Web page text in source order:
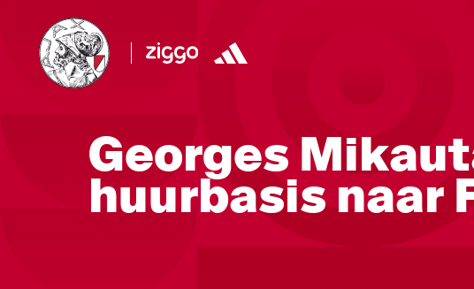
Georges
huurbasis naar